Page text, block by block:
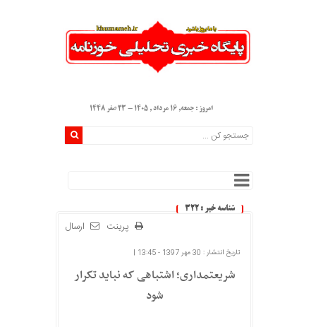
امروز : جمعه, ۱۶ مرداد , ۱۴۰۵ - 23 صفر 1448
شناسه خبر : 322
ارسال پرینت
تاریخ انتشار : 30 مهر 1397 - 13:45 |
شریعتمداری؛ اشتباهی که نباید تکرار
شود